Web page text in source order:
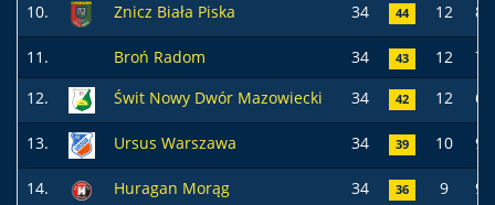
10. Znicz Biała Piska 34 44 12 8
11. Broń Radom 34 43 12
7
12.
Świt Nowy Dwór Mazowiecki 34 42 12 6
13. Ursus Warszawa 34 39 10 9
14. Huragan Morąg 34 36 9 9